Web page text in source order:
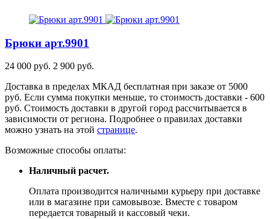
Брюки арт.9901
24 000 руб. 2 900 руб.
Доставка в пределах МКАД бесплатная при заказе от 5000
руб. Если сумма покупки меньше, то стоимость доставки - 600
руб. Стоимость доставки в другой город рассчитывается в
зависимости от региона. Подробнее о правилах доставки
можно узнать на этой странице.
Возможные способы оплаты:
Наличный расчет.
Оплата производится наличными курьеру при доставке
или в магазине при самовывозе. Вместе с товаром
передается товарный и кассовый чеки.